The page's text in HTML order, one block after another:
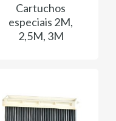
Cartuchos
especiais 2M,
2,5M, 3M